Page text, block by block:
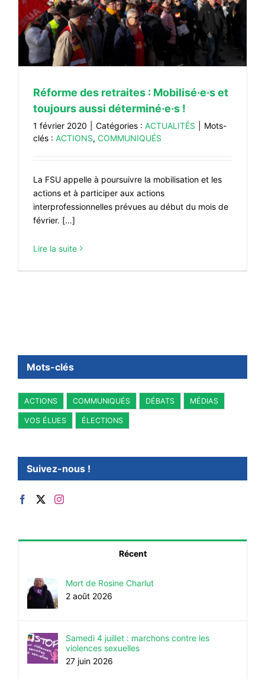
Réforme des retraites : Mobilisé·e·s et
toujours aussi déterminé·e·s !
1 février 2020 Catégories : ACTUALITÉS
Mots-
clés : ACTIONS, COMMUNIQUÉS
La FSU appelle à poursuivre la mobilisation et les
actions et à participer aux actions
interprofessionnelles prévues au début du mois de
février. […]
Lire la suite
Mots-clés
ACTIONS COMMUNIQUÉS DÉBATS MÉDIAS
VOS ÉLUES ÉLECTIONS
Suivez-nous !
Récent
Mort de Rosine Charlut
2 août 2026
Samedi 4 juillet : marchons contre les
violences sexuelles
27 juin 2026